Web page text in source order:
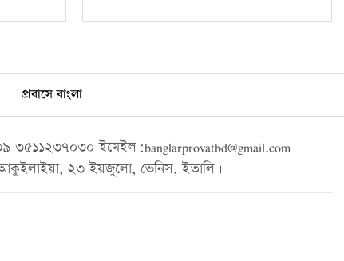
প্রবাসে বাংলা
৩৫১১২৩৭০৩০ ইমেইল:banglarprovatbd@gmail.com
২৩ ইয়জুলো, ভেনিস, ইতালি।